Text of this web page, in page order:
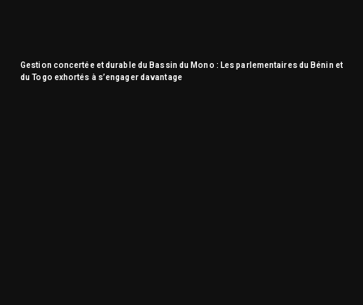
Gestion concertée et durable du Bassin du Mono : Les parlementaires du Bénin et
du Togo exhortés à s’engager davantage